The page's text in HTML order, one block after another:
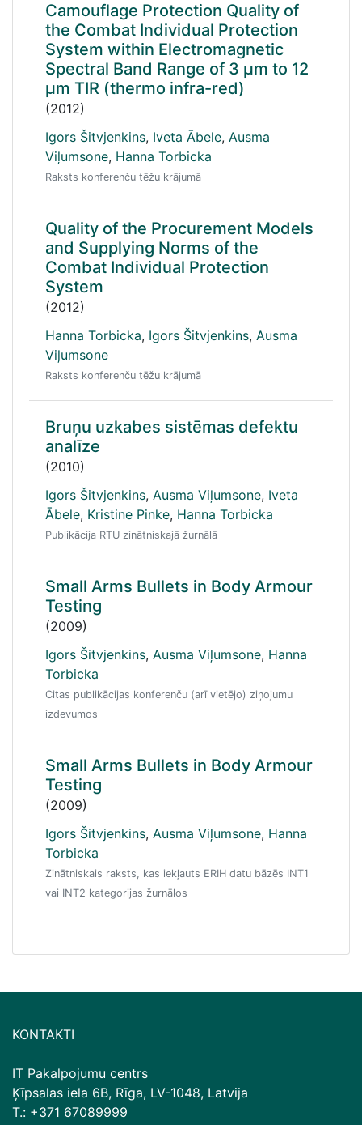
Camouflage Protection Quality of
the Combat Individual Protection
System within Electromagnetic
Spectral Band Range of 3 μm to 12
μm TIR (thermo infra-red)
(2012)
Igors Šitvjenkins, Iveta Ābele, Ausma
Viļumsone, Hanna Torbicka
Raksts konferenču tēžu krājumā
Quality of the Procurement Models
and Supplying Norms of the
Combat Individual Protection
System
(2012)
Hanna Torbicka, Igors Šitvjenkins, Ausma
Viļumsone
Raksts konferenču tēžu krājumā
Bruņu uzkabes sistēmas defektu
analīze
(2010)
Igors Šitvjenkins, Ausma Viļumsone, Iveta
Ābele, Kristine Pinke, Hanna Torbicka
Publikācija RTU zinātniskajā žurnālā
Small Arms Bullets in Body Armour
Testing
(2009)
Igors Šitvjenkins, Ausma Viļumsone, Hanna
Torbicka
Citas publikācijas konferenču (arī vietējo) ziņojumu
izdevumos
Small Arms Bullets in Body Armour
Testing
(2009)
Igors Šitvjenkins, Ausma Viļumsone, Hanna
Torbicka
Zinātniskais raksts, kas iekļauts ERIH datu bāzēs INT1
vai INT2 kategorijas žurnālos
KONTAKTI
IT Pakalpojumu centrs
Ķīpsalas iela 6B, Rīga, LV-1048, Latvija
T.: +371 67089999